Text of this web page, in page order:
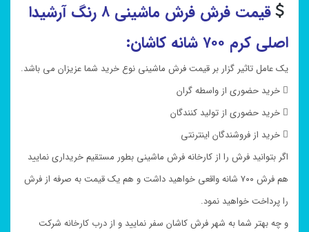
قیمت فرش فرش ماشینی ۸ رنگ آرشیدا
اصلی کرم ۷۰۰ شانه کاشان:
یک عامل تاثیر گزار بر قیمت فرش ماشینی نوع خرید شما عزیزان می باشد.
 خرید حضوری از واسطه گران
 خرید حضوری از تولید کنندگان
 خرید از فروشندگان اینترنتی
اگر بتوانید فرش را از کارخانه فرش ماشینی بطور مستقیم خریداری نمایید
هم فرش ۷۰۰ شانه واقعی خواهید داشت و هم یک قیمت به صرفه از فرش
را پرداخت خواهید نمود.
و چه بهتر شما به شهر فرش کاشان سفر نمایید و از درب کارخانه شرکت